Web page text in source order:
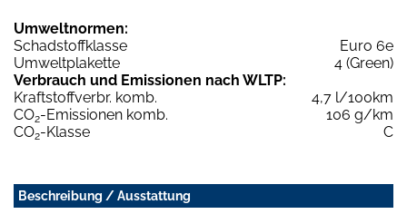
Umweltnormen:
Schadstoffklasse
Euro 6e
Umweltplakette
4 (Green)
Verbrauch und Emissionen nach WLTP:
Kraftstoffverbr. komb.
4,7 l/100km
CO2-Emissionen komb.
106 g/km
CO2-Klasse C
Beschreibung / Ausstattung